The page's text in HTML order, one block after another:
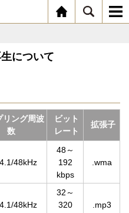
について
リング周波
数
ビット
レート
拡張子
48kHz
48～
192
kbps
.wma
48kHz
32～
320
.mp3